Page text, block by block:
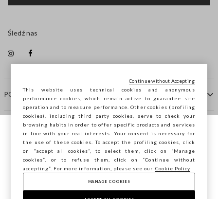
POMOC
FIRMA
KONTAKTY
Śledź nas
Copyright © Ovs S.p.A. P.Iva 04240010274 - Cap. Soc.
Przeglądasz STEFANEL Italia, chcesz
zapisać swoją lokalizację?
POTWIERDŹ
This website uses technical cookies and anonymous
performance cookies, which remain active to guarantee site
operation and to measure performance. Other cookies (profiling
cookies), including third party cookies, serve to check your
browsing habits in order to offer specific products and services
in line with your real interests. Your consent is necessary for
the use of these cookies. To accept the profiling cookies, click
on "accept all cookies”, to select them, click on “Manage
cookies”, or to refuse them, click on “Continue without
accepting”. For more information, please see our Cookie Policy
MANAGE COOKIES
Continue without Accepting